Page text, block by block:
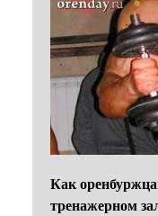
Как
тренажерном